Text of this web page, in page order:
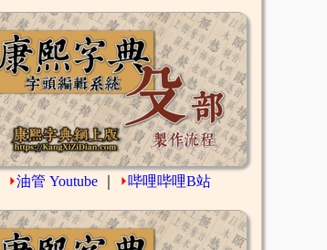
⏵油管 Youtube ⏵哔哩哔哩B站